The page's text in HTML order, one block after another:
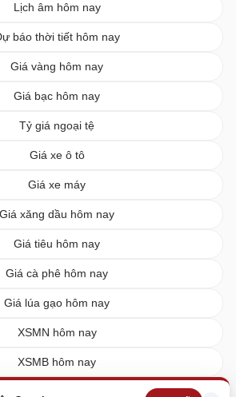
Lịch âm hôm nay
báo thời tiết hôm nay
Giá vàng hôm nay
Giá bạc hôm nay
Tỷ giá ngoại tệ
Giá xe ô tô
Giá xe máy
Giá xăng dầu hôm nay
Giá tiêu hôm nay
Giá cà phê hôm nay
Giá lúa gạo hôm nay
XSMN hôm nay
XSMB hôm nay